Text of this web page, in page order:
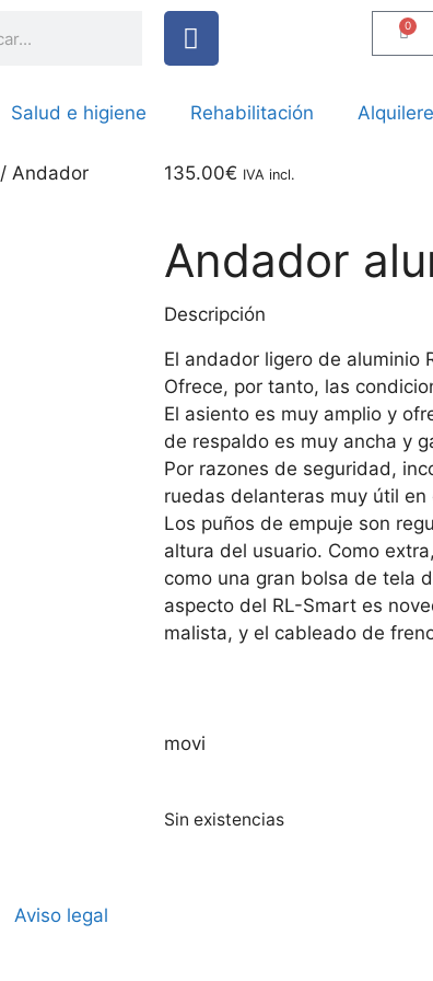
0
Salud e higiene Rehabilitación
/ Andador
135.00€ IVA incl.
Andador
Descripción
El andador ligero de aluminio
Ofrece, por tanto, las
El asiento es muy amplio y
de respaldo es muy ancha y
Por razones de seguridad,
ruedas delanteras muy útil
Los puños de empuje son
altura del usuario. Como
como una gran bolsa de tela
aspecto del RL-Smart es
malista, y el cableado de
movi
Sin existencias
Aviso legal